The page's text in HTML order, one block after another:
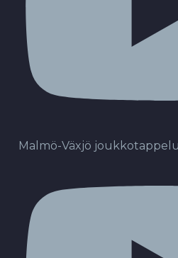
Malmö-Växjö joukkotappelu